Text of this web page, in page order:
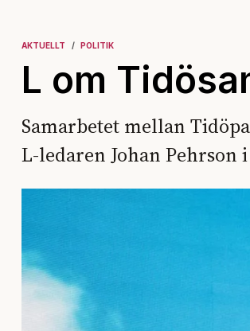
AKTUELLT POLITIK
L om
Samarbetet mellan
L-ledaren Johan Pehrson